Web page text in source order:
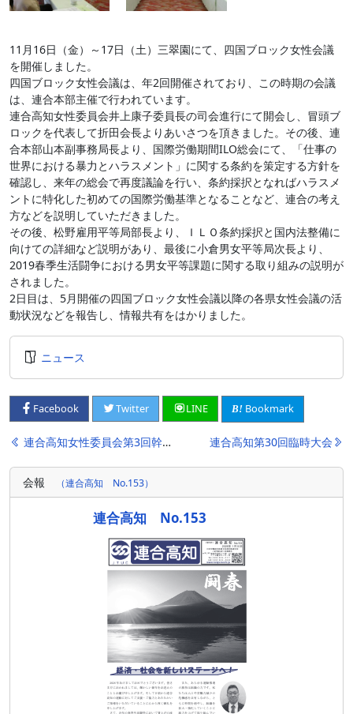
11月16日（金）～17日（土）三翠園にて、四国ブロック女性会議
を開催しました。
四国ブロック女性会議は、年2回開催されており、この時期の会議
は、連合本部主催で行われています。
連合高知女性委員会井上康子委員長の司会進行にて開会し、冒頭ブ
ロックを代表して折田会長よりあいさつを頂きました。その後、連
合本部山本副事務局長より、国際労働期間ILO総会にて、「仕事の
世界における暴力とハラスメント」に関する条約を策定する方針を
確認し、来年の総会で再度議論を行い、条約採択となればハラスメ
ントに特化した初めての国際労働基準となることなど、連合の考え
方などを説明していただきました。
その後、松野雇用平等局部長より、ＩＬＯ条約採択と国内法整備に
向けての詳細など説明があり、最後に小倉男女平等局次長より、
2019春季生活闘争における男女平等課題に関する取り組みの説明が
されました。
2日目は、5月開催の四国ブロック女性会議以降の各県女性会議の活
動状況などを報告し、情報共有をはかりました。
ニュース
Facebook Twitter LINE Bookmark
投
稿
ナ
連合高知女性委員会第3回幹事会【ディーセントワークに向けて】 連合高知第30回臨時大会
会報 （連合高知 No.153）
連合高知 No.153